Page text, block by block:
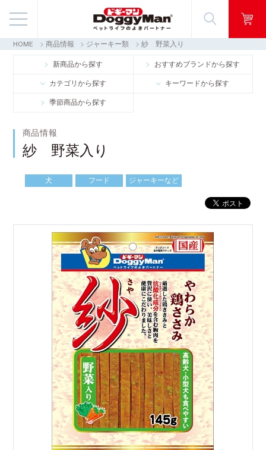
商品情報
映像ギャラリー
お客様窓口・Q＆A
会社情報
サイトマップ English
HOME 商品情報 ジャーキー類 紗 野菜入り
新商品から探す おすすめブランドから探す
カテゴリから探す キーワードから探す
季節商品から探す
商品情報
紗 野菜入り
犬 フード ジャーキーなど